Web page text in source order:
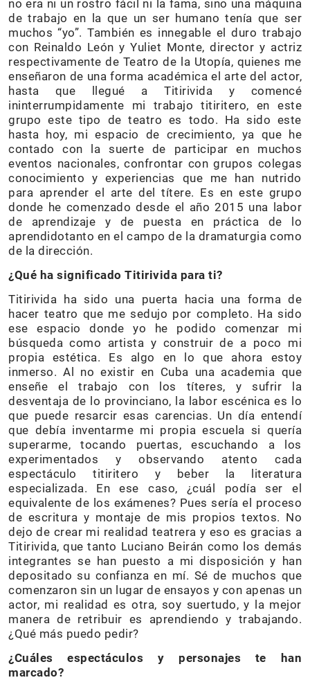
no era ni un rostro fácil ni la fama, sino una máquina
de trabajo en la que un ser humano tenía que ser
muchos “yo”. También es innegable el duro trabajo
con Reinaldo León y Yuliet Monte, director y actriz
respectivamente de Teatro de la Utopía, quienes me
enseñaron de una forma académica el arte del actor,
hasta que llegué a Titirivida y comencé
ininterrumpidamente mi trabajo titiritero, en este
grupo este tipo de teatro es todo. Ha sido este
hasta hoy, mi espacio de crecimiento, ya que he
contado con la suerte de participar en muchos
eventos nacionales, confrontar con grupos colegas
conocimiento y experiencias que me han nutrido
para aprender el arte del títere. Es en este grupo
donde he comenzado desde el año 2015 una labor
de aprendizaje y de puesta en práctica de lo
aprendidotanto en el campo de la dramaturgia como
de la dirección.
¿Qué ha significado Titirivida para ti?
Titirivida ha sido una puerta hacia una forma de
hacer teatro que me sedujo por completo. Ha sido
ese espacio donde yo he podido comenzar mi
búsqueda como artista y construir de a poco mi
propia estética. Es algo en lo que ahora estoy
inmerso. Al no existir en Cuba una academia que
enseñe el trabajo con los títeres, y sufrir la
desventaja de lo provinciano, la labor escénica es lo
que puede resarcir esas carencias. Un día entendí
que debía inventarme mi propia escuela si quería
superarme, tocando puertas, escuchando a los
experimentados y observando atento cada
espectáculo titiritero y beber la literatura
especializada. En ese caso, ¿cuál podía ser el
equivalente de los exámenes? Pues sería el proceso
de escritura y montaje de mis propios textos. No
dejo de crear mi realidad teatrera y eso es gracias a
Titirivida, que tanto Luciano Beirán como los demás
integrantes se han puesto a mi disposición y han
depositado su confianza en mí. Sé de muchos que
comenzaron sin un lugar de ensayos y con apenas un
actor, mi realidad es otra, soy suertudo, y la mejor
manera de retribuir es aprendiendo y trabajando.
¿Qué más puedo pedir?
¿Cuáles espectáculos y personajes te han
marcado?